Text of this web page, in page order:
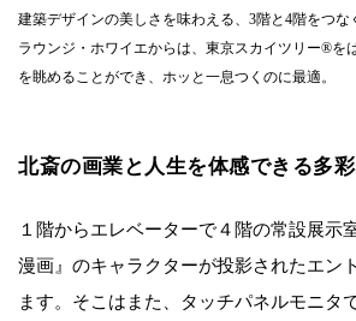
建築デザインの美しさを味わえる、3階と4階をつな
ラウンジ・ホワイエからは、東京スカイツリー®を
を眺めることができ、ホッと一息つくのに最適。
北斎の画業と人生を体感できる多
１階からエレベーターで４階の常設展示
漫画』のキャラクターが投影されたエン
ます。そこはまた、タッチパネルモニタ